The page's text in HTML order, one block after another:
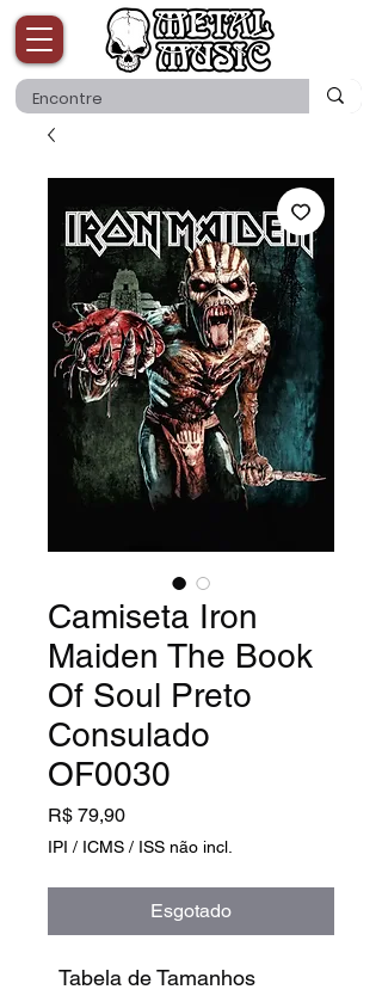
Camiseta Iron
Maiden The Book
Of Soul Preto
Consulado
OF0030
R$ 79,90Preço
IPI / ICMS / ISS não incl.
Esgotado
Tabela de Tamanhos